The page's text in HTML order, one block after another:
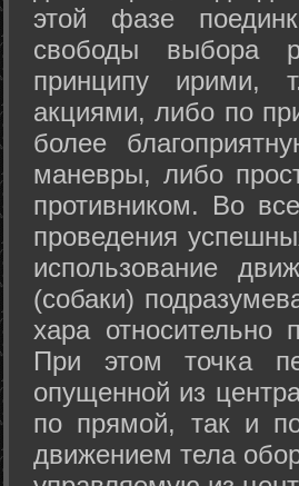
этой фазе
свободы выбора
принципу ирими,
акциями, либо по
более
маневры, либо
противником. Во
проведения
использование
(собаки)
хара относительно
При этом точка
опущенной из
по прямой, так и
движением тела